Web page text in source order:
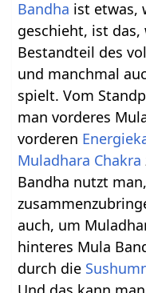
Bandha ist etwas,
geschieht, ist
Bestandteil des
und manchmal
spielt. Vom
man vorderes
vorderen
Muladhara Chakra
Bandha nutzt
auch, um
hinteres Mula
durch die